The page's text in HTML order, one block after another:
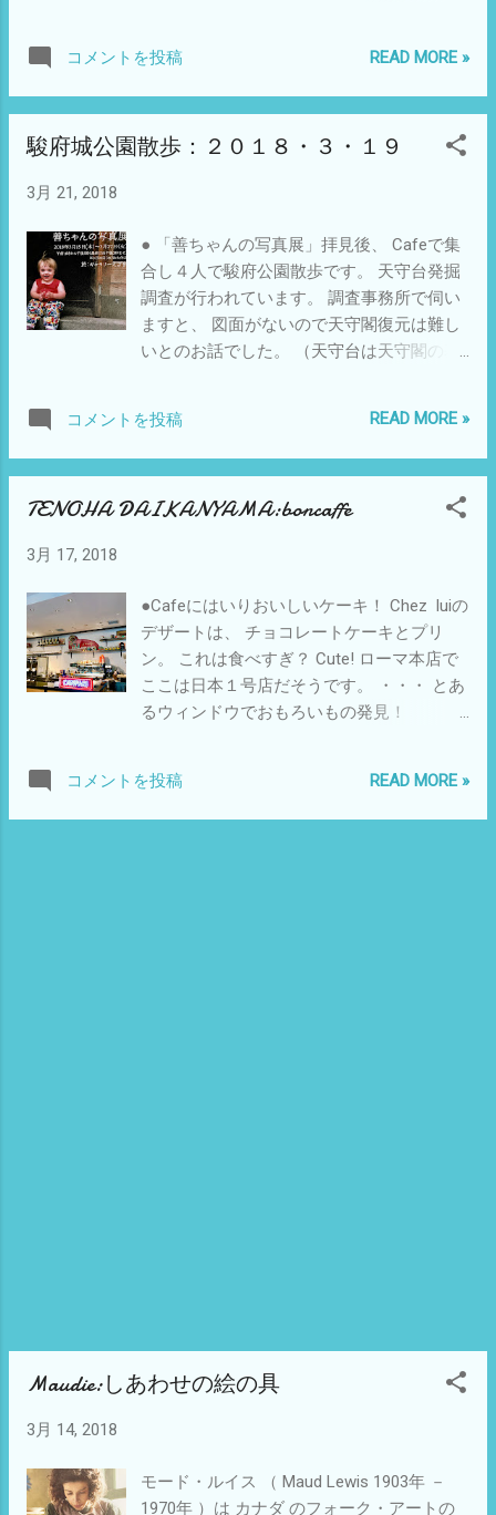
パリのサントノーレの レストランを思い出
しました。 スープ アスパラ・トリフ イベ
なぎ
コメントを投稿 READ MORE »
駿府城公園散歩：２０１８・３・１９
3月 21, 2018
● 「善ちゃんの写真展」拝見後、 Cafeで集
合し４人で駿府公園散歩です。 天守台発掘
調査が行われています。 調査事務所で伺い
ますと、 図面がないので天守閣復元は難し
いとのお話でした。 （天守台は天守閣の基
したことがあります。 懐かしい思い出で
す。 駿府城跡天守台発掘調査 駿府城では、
垣造りの土台）だけが残っていましたが、
は、かつて天守が建っていた跡地の整備方
針を決定するため、事前に天守台の正確な
位置や大きさ、石垣の残存状況などの学術
的データを得ることを目的に、発掘調査を
行うこととしました。発掘調査は、平成28
園北西部にて実施予定です。 2016年か
コメントを投稿 READ MORE »
TENOHA DAIKANYAMA:boncaffe
3月 17, 2018
●Cafeにはいりおいしいケーキ！ Chez luiの
デザートは、 チョコレートケーキとプリ
ン。 これは食べすぎ？ Cute! ローマ本店で
ここは日本１号店だそうです。 ・・・ とあ
るウィンドウでおもろいもの発見！
コメントを投稿 READ MORE »
Maudie:しあわせの絵の具
3月 14, 2018
モード・ルイス （ Maud Lewis 1903年 －
1970年 ）は カナダ のフォーク・アートの